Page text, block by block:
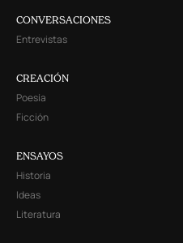
CONVERSACIONES
Entrevistas
CREACIÓN
Poesía
Ficción
ENSAYOS
Historia
Ideas
Literatura